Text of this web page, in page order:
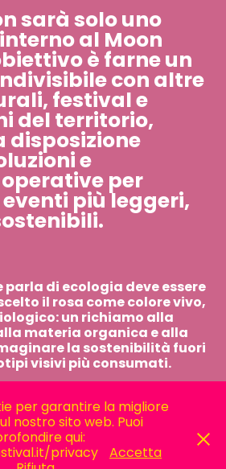
sarà solo uno
al Moon
è farne un
con altre
festival e
del territorio,
disposizione
e
per
più leggeri,
di ecologia deve essere
il rosa come colore vivo,
un richiamo alla
materia organica e alla
la sostenibilità fuori
visivi più consumati.
per garantire la migliore
nostro sito web. Puoi
qui:
privacy Accetta